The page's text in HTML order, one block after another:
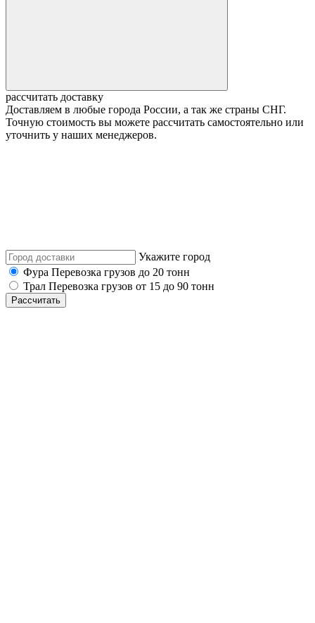
рассчитать доставку
Доставляем в любые города России, а так же страны СНГ.
Точную стоимость вы можете рассчитать самостоятельно или
уточнить у наших менеджеров.
Укажите город
Фура Перевозка грузов до 20 тонн
Трал Перевозка грузов от 15 до 90 тонн
Рассчитать